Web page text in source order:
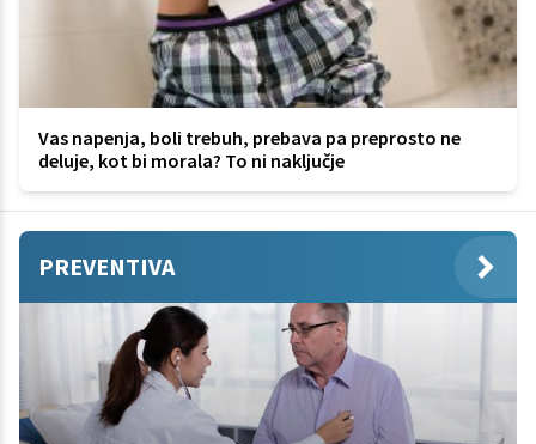
Vas napenja, boli trebuh, prebava pa preprosto ne
deluje, kot bi morala? To ni naključje
PREVENTIVA